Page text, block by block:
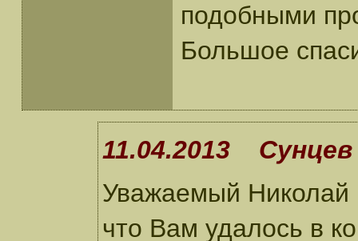
подобными
Большое
11.04.2013
Уважаемый Николай
что Вам удалось в